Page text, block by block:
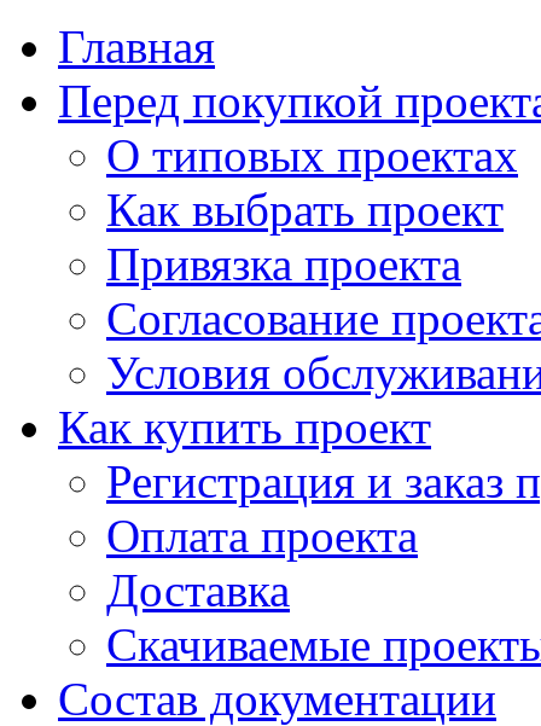
Главная
Перед покупкой
О типовых проектах
Как выбрать проект
Привязка проекта
Согласование
Условия
Как купить проект
Регистрация и заказ
Оплата проекта
Доставка
Скачиваемые
Состав документации